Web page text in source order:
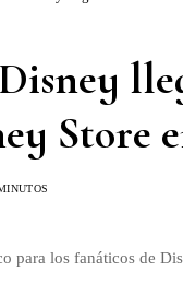
Store
para los fanáticos de